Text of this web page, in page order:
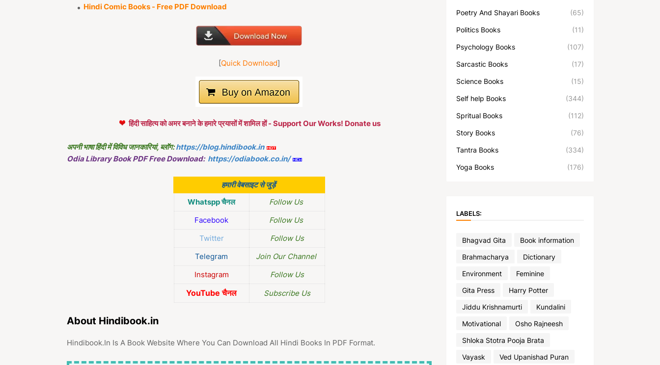
Hindi Comic Books - Free PDF Download
[Quick Download]
हिंदी साहित्य को अमर बनाने के हमारे प्रयासों में शामिल हों - Support Our Works! Donate us
अपनी भाषा हिंदी में विविध जानकारियां, ब्लॉग: https://blog.hindibook.in
Odia Library Book PDF Free Download: https://odiabook.co.in/
हमारी वेबसाइट से जुड़ें
Whatspp चैनल
Follow Us
Facebook
Follow Us
Twitter
Follow Us
Telegram
Join Our Channel
Instagram
Follow Us
YouTube चैनल Subscribe Us
About Hindibook.in
Hindibook.In Is A Book Website Where You Can Download All Hindi Books In PDF Format.
Poetry And Shayari Books (65)
Politics Books (11)
Psychology Books (107)
Sarcastic Books (17)
Science Books (15)
Self help Books (344)
Spritual Books (112)
Story Books (76)
Tantra Books (334)
Yoga Books (176)
LABELS:
Bhagvad Gita
Book information
Brahmacharya
Dictionary
Environment
Feminine
Gita Press
Harry Potter
Jiddu Krishnamurti
Kundalini
Motivational
Osho Rajneesh
Shloka Stotra Pooja Brata
Vayask
Ved Upanishad Puran